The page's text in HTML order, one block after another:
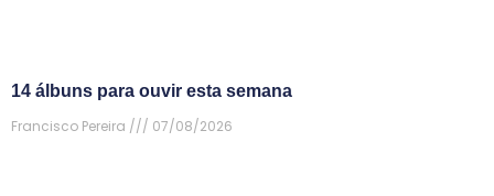
14 álbuns para ouvir esta semana
Francisco Pereira
07/08/2026